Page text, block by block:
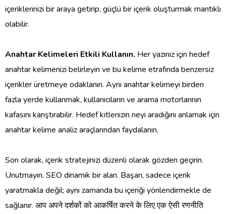
içeriklerinizi bir araya getirip, güçlü bir içerik oluşturmak mantıklı
olabilir.
Anahtar Kelimeleri Etkili Kullanın. Her yazınız için hedef
anahtar kelimenizi belirleyin ve bu kelime etrafında benzersiz
içerikler üretmeye odaklanın. Aynı anahtar kelimeyi birden
fazla yerde kullanmak, kullanıcıların ve arama motorlarının
kafasını karıştırabilir. Hedef kitlenizin neyi aradığını anlamak için
anahtar kelime analiz araçlarından faydalanın.
Son olarak, içerik stratejinizi düzenli olarak gözden geçirin.
Unutmayın, SEO dinamik bir alan. Başarı, sadece içerik
yaratmakla değil; aynı zamanda bu içeriği yönlendirmekle de
sağlanır. आप अपने दर्शकों को आकर्षित करने के लिए एक ऐसी रणनीति